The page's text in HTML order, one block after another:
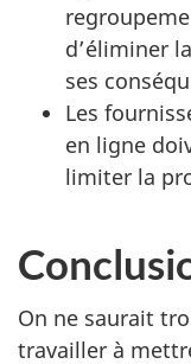
d’éliminer
ses
Les
en ligne
limiter la
On ne saurait
travailler à